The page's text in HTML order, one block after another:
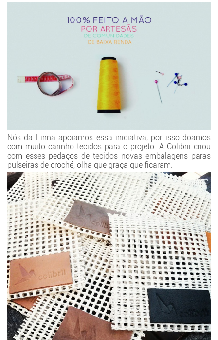
Nós da Linna apoiamos essa iniciativa, por isso doamos
com muito carinho tecidos para o projeto. A Colibrii criou
com esses pedaços de tecidos novas embalagens paras
pulseiras de croché, olha que graça que ficaram: